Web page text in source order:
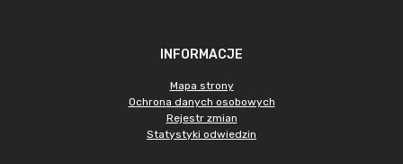
INFORMACJE
Mapa strony
Ochrona danych osobowych
Rejestr zmian
Statystyki odwiedzin